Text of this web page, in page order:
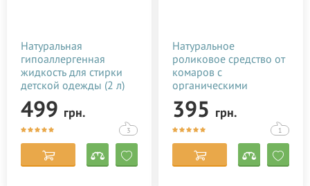
Натуральная
гипоаллергенная
жидкость для стирки
детской одежды (2 л)
499 грн.
3
Натуральное
роликовое средство от
комаров с
органическими
эфирными маслами (70
мл)
395 грн.
1